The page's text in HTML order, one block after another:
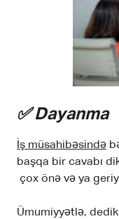
✅ Dayanma
İş müsahibəsində
başqa bir cavabı
çox önə və ya
Ümumiyyətlə,